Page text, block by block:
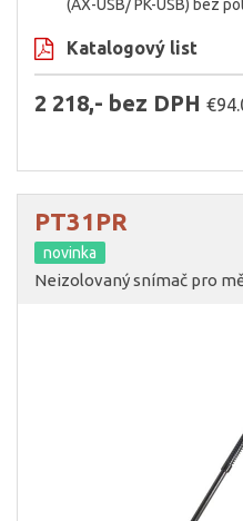
(AX-USB/ PK-USB) bez
Katalogový list
2 218,- bez DPH
PT31PR
novinka
Neizolovaný snímač pro